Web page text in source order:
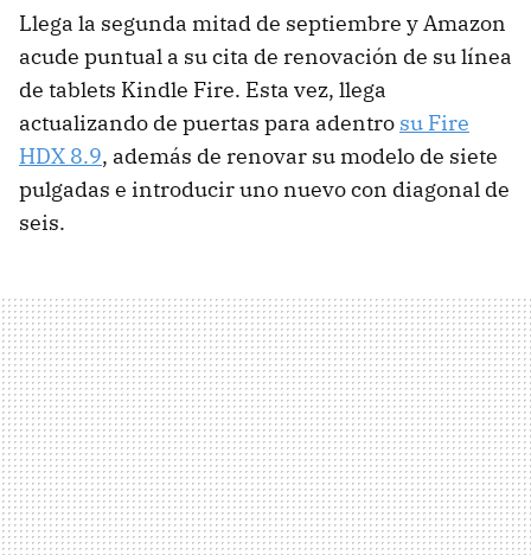
Llega la segunda mitad de septiembre y Amazon
acude puntual a su cita de renovación de su línea
de tablets Kindle Fire. Esta vez, llega
actualizando de puertas para adentro su Fire
HDX 8.9, además de renovar su modelo de siete
pulgadas e introducir uno nuevo con diagonal de
seis.